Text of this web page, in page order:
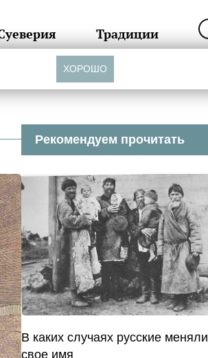
Традиции
Рекомендуем прочитать
В каких случаях русские меняли
свое имя
ХОРОШО